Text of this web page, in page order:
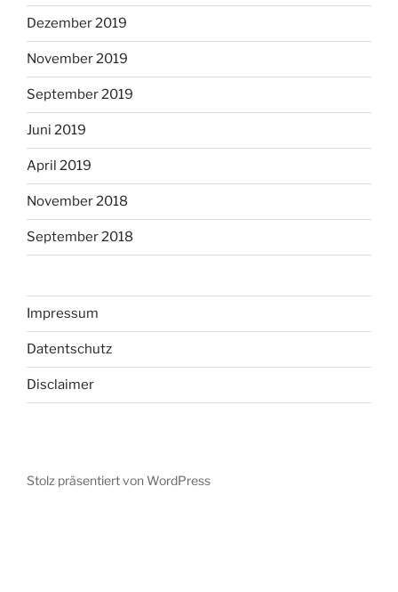
Dezember 2019
November 2019
September 2019
Juni 2019
April 2019
November 2018
September 2018
Impressum
Datentschutz
Disclaimer
Stolz präsentiert von WordPress